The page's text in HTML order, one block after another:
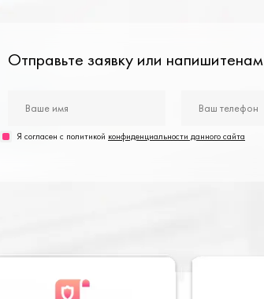
Отправьте заявку или напишитенам
Я согласен с политикой конфиденциальности данного сайта